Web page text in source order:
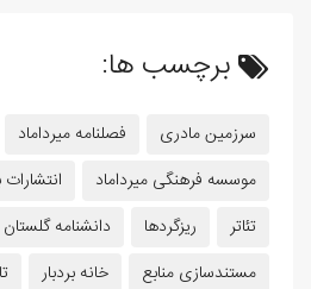
برچسب ها:
سرزمین مادری
فصلنامه میرداماد
موسسه فرهنگی میرداماد
انتشارات
تئاتر
ریزگردها دانشنامه گلستان
مستندسازی منابع
خانه بردبار